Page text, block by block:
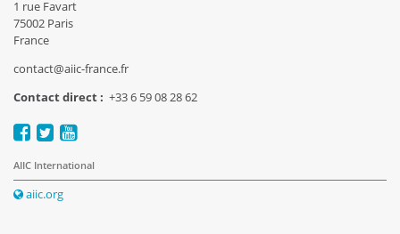
1 rue Favart
75002 Paris
France
contact@aiic-france.fr
Contact direct : +33 6 59 08 28 62
AIIC International
aiic.org